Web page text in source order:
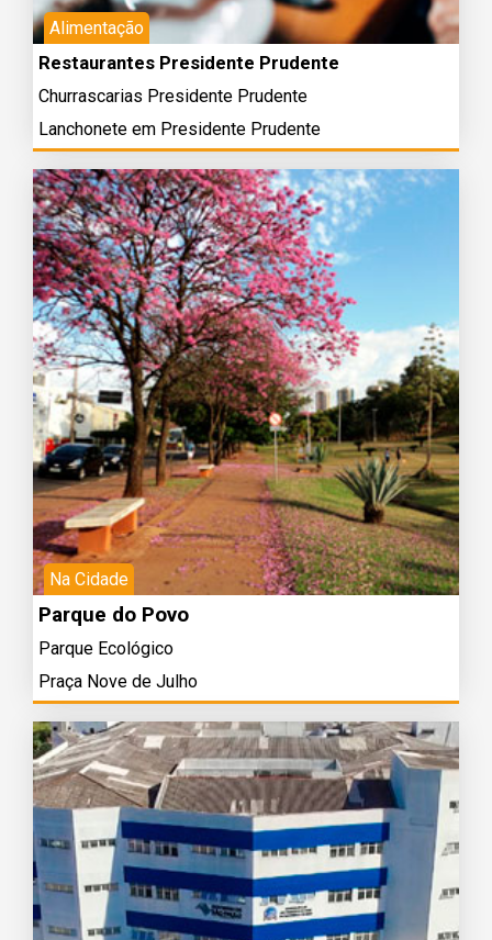
Alimentação
Restaurantes Presidente Prudente
Churrascarias Presidente Prudente
Lanchonete em Presidente Prudente
Na Cidade
Parque do Povo
Parque Ecológico
Praça Nove de Julho